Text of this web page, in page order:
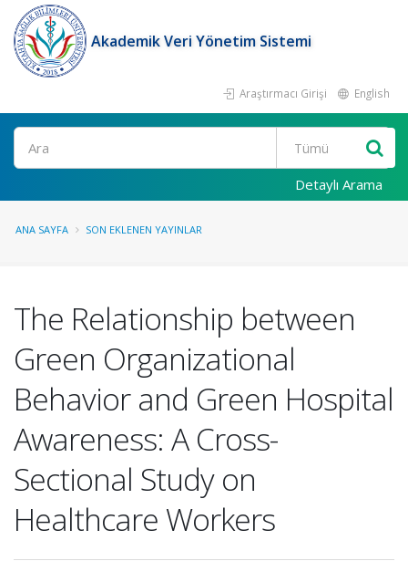
Akademik Veri Yönetim Sistemi
Araştırmacı Girişi English
Ara
Detaylı Arama
ANA SAYFA SON EKLENEN YAYINLAR
The Relationship between
Green Organizational
Behavior and Green Hospital
Awareness: A Cross-
Sectional Study on
Healthcare Workers